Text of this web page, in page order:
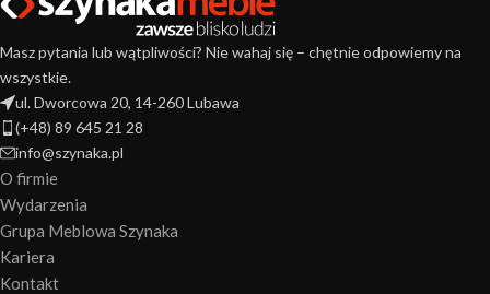
Masz pytania lub wątpliwości? Nie wahaj się – chętnie odpowiemy na
wszystkie.
ul. Dworcowa 20, 14-260 Lubawa
(+48) 89 645 21 28
info@szynaka.pl
O firmie
Wydarzenia
Grupa Meblowa Szynaka
Kariera
Kontakt